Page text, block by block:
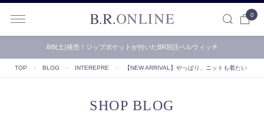
0
8/8(土)発売！ジップポケットが付いたBR別注ベルウィッチ
TOP ＞ BLOG ＞ INTEREPRE ＞ 【NEW ARRIVAL】やっぱり、ニットも着たい
SHOP BLOG